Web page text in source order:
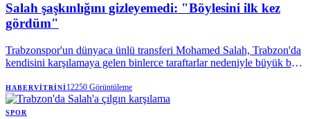
Graz'ı elemesi halinde play-off'larda Sparta Prag-Olimpik Lyon
eşleşmesinin galibiyle karşılaşacak.
Salah şaşkınlığını gizleyemedi: "Böylesini ilk kez
gördüm"
Trabzonspor'un dünyaca ünlü transferi Mohamed Salah, Trabzon'da
kendisini karşılamaya gelen binlerce taraftarlar nedeniyle büyük bir
HABERVITRINI12250 Görüntüleme
SPOR